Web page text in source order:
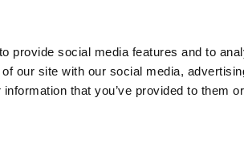
provide social media features and to
our site with our social media,
that you’ve provided to them